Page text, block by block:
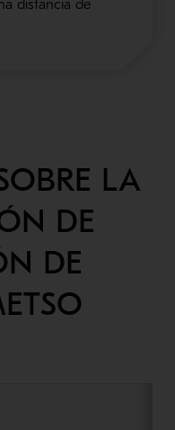
distancia de
LA
DE
DE